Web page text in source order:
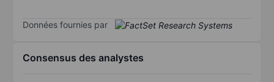
Données fournies par
Consensus des analystes